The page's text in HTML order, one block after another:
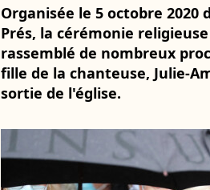
Organisée le 5 octobre 2020
Prés, la cérémonie
rassemblé de nombreux
fille de la chanteuse, Julie-
sortie de l'église.